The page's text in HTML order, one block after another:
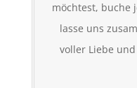
möchtest, buche
lasse uns
voller Liebe